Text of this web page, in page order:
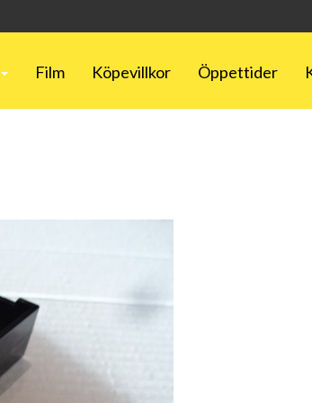
Film Köpevillkor Öppettider